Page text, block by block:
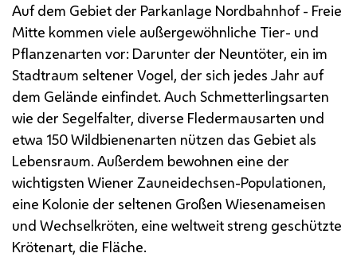
Auf dem Gebiet der Parkanlage Nordbahnhof - Freie
Mitte kommen viele außergewöhnliche Tier- und
Pflanzenarten vor: Darunter der Neuntöter, ein im
Stadtraum seltener Vogel, der sich jedes Jahr auf
dem Gelände einfindet. Auch Schmetterlingsarten
wie der Segelfalter, diverse Fledermausarten und
etwa 150 Wildbienenarten nützen das Gebiet als
Lebensraum. Außerdem bewohnen eine der
wichtigsten Wiener Zauneidechsen-Populationen,
eine Kolonie der seltenen Großen Wiesenameisen
und Wechselkröten, eine weltweit streng geschützte
Krötenart, die Fläche.